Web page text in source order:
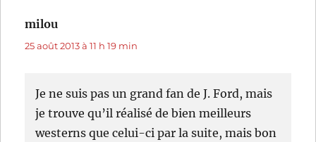
milou
25 août 2013 à 11 h 19 min
Je ne suis pas un grand fan de J. Ford, mais
je trouve qu’il réalisé de bien meilleurs
westerns que celui-ci par la suite, mais bon